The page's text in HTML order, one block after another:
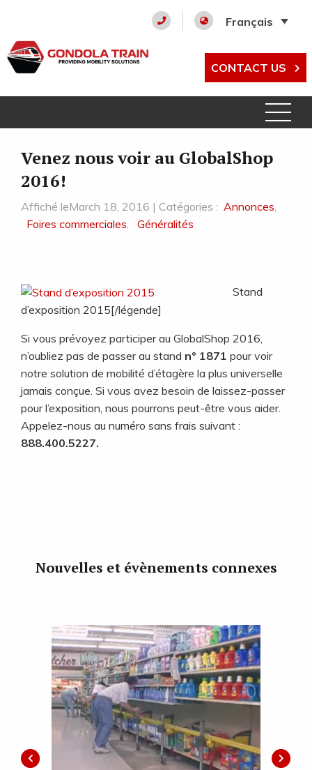
Français
CONTACT US
Venez nous voir au GlobalShop
2016!
Affiché leMarch 18, 2016 | Catégories : Annonces,
Foires commerciales, Généralités
Stand
d’exposition 2015[/légende]
Si vous prévoyez participer au GlobalShop 2016,
n’oubliez pas de passer au stand n° 1871 pour voir
notre solution de mobilité d’étagère la plus universelle
jamais conçue. Si vous avez besoin de laissez-passer
pour l’exposition, nous pourrons peut-être vous aider.
Appelez-nous au numéro sans frais suivant :
888.400.5227.
Nouvelles et évènements connexes